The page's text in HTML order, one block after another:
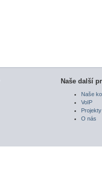
Naše další
Naše
VoIP
Projekty
O nás